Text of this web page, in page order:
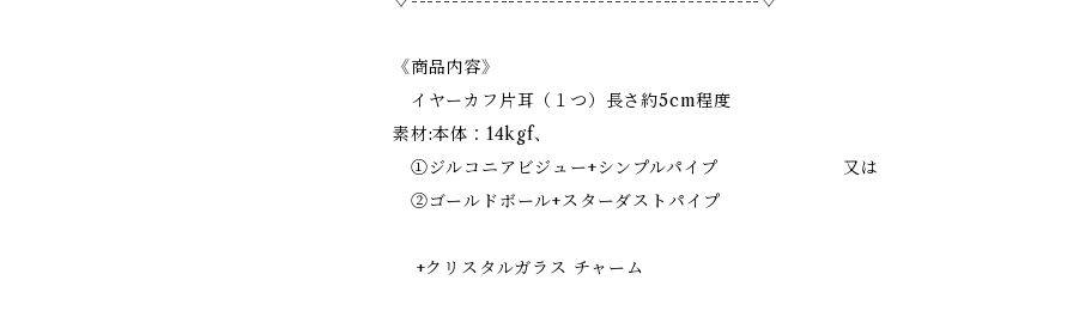
《商品内容》
イヤーカフ片耳（１つ）長さ約5cm程度
素材:本体：14kgf、
①ジルコニアビジュー+シンプルパイプ 又は
②ゴールドボール+スターダストパイプ
+クリスタルガラス チャーム